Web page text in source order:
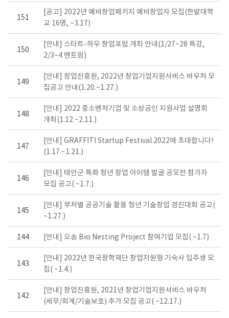
151
[공고] 2022년 예비창업패키지 예비창업자 모집(한밭대학
교 16명, ~3.17)
150
[안내] 스타트-하우 창업포럼 개최 안내(1/27~28 특강,
2/3~4 멘토링)
149
[안내] 창업진흥원, 2022년 창업기업지원서비스 바우처 모
집공고 안내(1.20.~1.27.)
148
[안내] 2022 중소벤처기업 및 소상공인 지원사업 설명회
개최(1.12.~2.11.)
147
[안내] GRAFFITI Startup Festival 2022에 초대합니다!
(1.17.~1.21.)
146
[안내] 태안군 특화 청년 창업 아이템 발굴 공모전 참가자
모집 공고( ~1.7.)
145
[안내] 부처별 공공기술 활용 청년 기술창업 경진대회 공고(
~1.27.)
144 [안내] 오송 Bio Nesting Project 참여기업 모집( ~1.7)
143
[안내] 2022년 한국장학재단 창업지원형 기숙사 입주생 모
집( ~1.4.)
142
[안내] 창업진흥원, 2021년 창업기업지원서비스 바우처
(세무/회계/기술보호) 추가 모집 공고( ~12.17.)